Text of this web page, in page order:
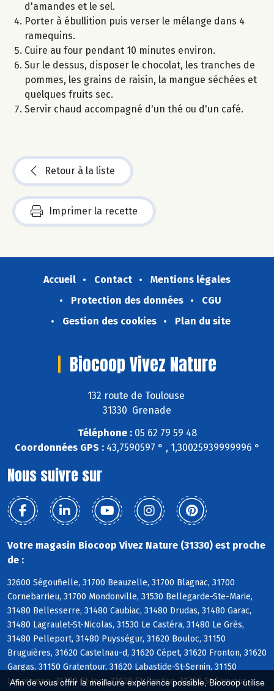
Afin de vous offrir la meilleure expérience possible, Biocoop utilise
d'amandes et le sel.
Porter à ébullition puis verser le mélange dans 4
ramequins.
Cuire au four pendant 10 minutes environ.
Sur le dessus, disposer le chocolat, les tranches de
pommes, les grains de raisin, la mangue séchées et
quelques fruits sec.
Servir chaud accompagné d'un thé ou d'un café.
Retour à la liste
Imprimer la recette
Accueil Contact
Mentions légales
Protection des données
CGU
Gestion des cookies
Plan du site
Biocoop Vivez Nature
132 route de Toulouse
31330 Grenade
Téléphone :05 62 79 59 48
Coordonnées GPS :43,7590597 ° , 1,30025939999996 °
Nous suivre sur
Votre magasin Biocoop Vivez Nature (31330) est proche
de :
32600 Ségoufielle, 31700 Beauzelle, 31700 Blagnac, 31700
Cornebarrieu, 31700 Mondonville, 31530 Bellegarde-Ste-Marie,
31480 Bellesserre, 31480 Caubiac, 31480 Drudas, 31480 Garac,
31480 Lagraulet-St-Nicolas, 31530 Le Castéra, 31480 Le Grès,
31480 Pelleport, 31480 Puysségur, 31620 Bouloc, 31150
Bruguières, 31620 Castelnau-d, 31620 Cépet, 31620 Fronton, 31620
Gargas, 31150 Gratentour, 31620 Labastide-St-Sernin, 31150
Lespinasse, 31790 St-Jory, 31620 St-Rustice, 31790 St-Sauveur,